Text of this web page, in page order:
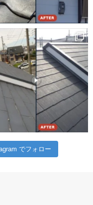
でフォロー